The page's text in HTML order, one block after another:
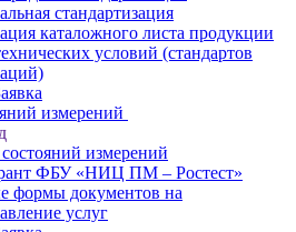
стандартизация
каталожного листа продукции
условий (стандартов
измерений
измерений
ФБУ «НИЦ ПМ – Ростест»
формы документов на
услуг